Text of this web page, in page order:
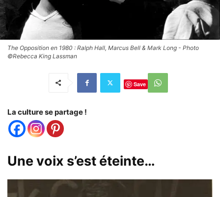
The Opposition en 1980 : Ralph Hall, Marcus Bell & Mark Long - Photo
©Rebecca King Lassman
Save
La culture se partage !
Une voix s’est éteinte…